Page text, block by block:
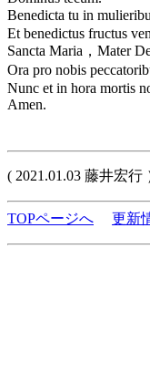
Benedicta tu in
Et benedictus fructus
Sancta Maria，Mater
Ora pro nobis
Nunc et in hora mortis
Amen.
( 2021.01.03 藤井宏行
TOPページへ 更新